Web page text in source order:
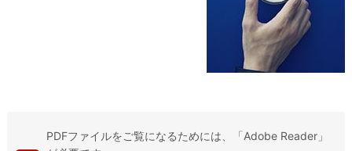
PDFファイルをご覧になるためには、「Adobe Reader」